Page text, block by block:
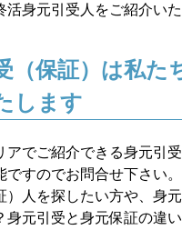
活身元引受人をご紹介い
（保証）は私た
します
アでご紹介できる身元引
すのでお問合せ下さい。
）人を探したい方や、身
身元引受と身元保証の違